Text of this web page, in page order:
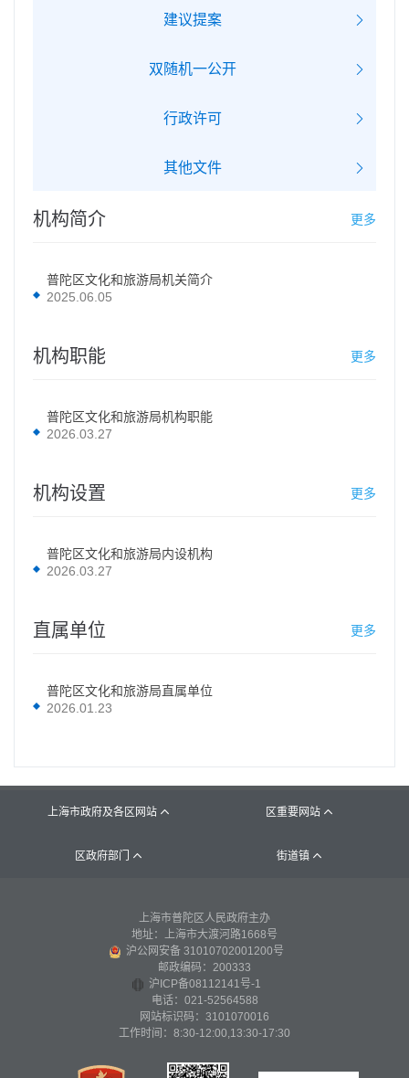
建议提案
双随机一公开
行政许可
其他文件
机构简介 更多
普陀区文化和旅游局机关简介
2025.06.05
机构职能 更多
普陀区文化和旅游局机构职能
2026.03.27
机构设置 更多
普陀区文化和旅游局内设机构
2026.03.27
直属单位 更多
普陀区文化和旅游局直属单位
2026.01.23
上海市政府及各区网站  区重要网站 
区政府部门  街道镇 
上海市普陀区人民政府主办
地址：上海市大渡河路1668号
沪公网安备 31010702001200号
邮政编码：200333
沪ICP备08112141号-1
电话：021-52564588
网站标识码：3101070016
工作时间：8:30-12:00,13:30-17:30